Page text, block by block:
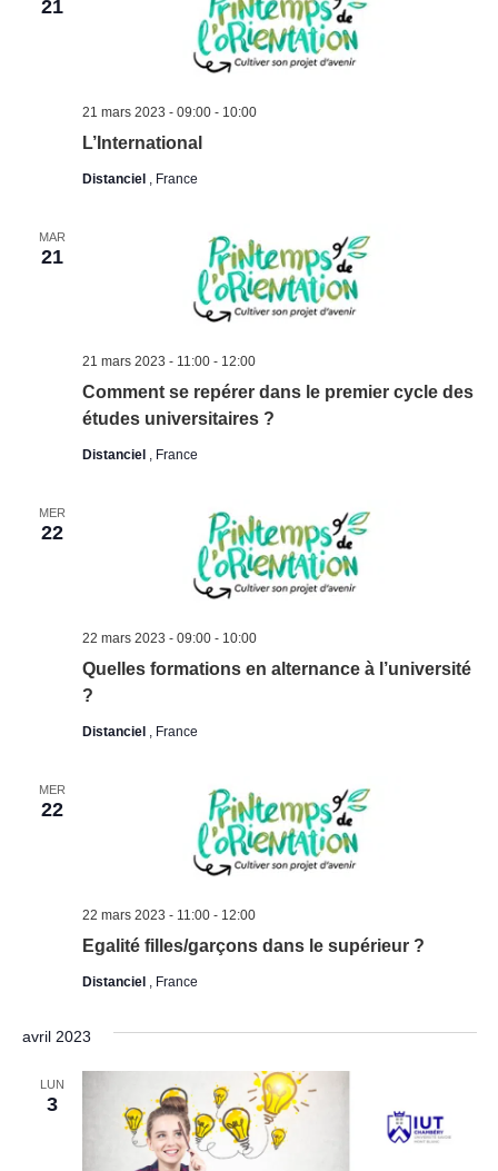
21
L’International
21 mars 2023 - 09:00- 10:00
Distanciel , France
MAR
21
Comment se repérer dans le premier cycle des
études universitaires ?
21 mars 2023 - 11:00- 12:00
Distanciel , France
MER
22
Quelles formations en alternance à l’université
?
22 mars 2023 - 09:00- 10:00
Distanciel , France
MER
22
Egalité filles/garçons dans le supérieur ?
22 mars 2023 - 11:00- 12:00
Distanciel , France
avril 2023
LUN
3